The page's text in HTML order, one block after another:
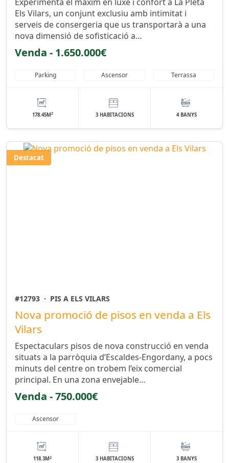
Els Vilars, un conjunt exclusiu amb intimitat i
serveis de consergeria que us transportarà a una
nova dimensió de sofisticació a…
Venda - 1.650.000€
Parking Ascensor Terrassa
178.45M2 3 HABITACIONS 4 BANYS
Destacat
#12793 · PIS A ELS VILARS
Nova promoció de pisos en venda a Els
Vilars
Espectaculars pisos de nova construcció en venda
situats a la parròquia d’Escaldes-Engordany, a pocs
minuts del centre on trobem l’eix comercial
principal. En una zona envejable…
Venda - 750.000€
Ascensor
118.3M 2 3 HABITACIONS 3 BANYS